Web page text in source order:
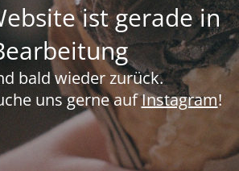
ist gerade in
bald wieder zurück.
uns gerne aufInstagram!